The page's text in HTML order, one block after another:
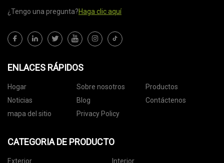
¿Tengo una pregunta?Haga clic aquí
ENLACES RÁPIDOS
Hogar Sobre nosotros
Productos
Noticias
Blog
Contáctenos
mapa del sitio
Privacy Policy
CATEGORIA DE PRODUCTO
Exterior Interior